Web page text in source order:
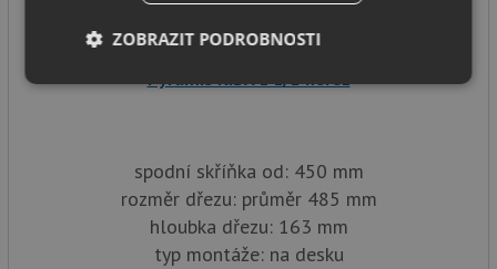
Pyramis KIBA 1 1/2 nerez
spodní skříňka od: 450 mm
rozměr dřezu: průměr 485 mm
hloubka dřezu: 163 mm
typ montáže: na desku
ZOBRAZIT PODROBNOSTI
Nezbytně
Výkonové
Soubory
Funkční soubory
Nezařazené
soubory